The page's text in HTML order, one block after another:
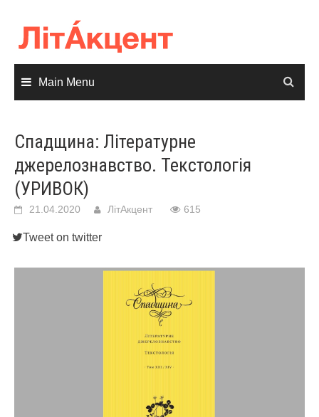
content
Main Menu
Спадщина: Літературне
джерелознавство. Текстологія
(УРИВОК)
21.04.2020 ЛітАкцент 615
Tweet on twitter